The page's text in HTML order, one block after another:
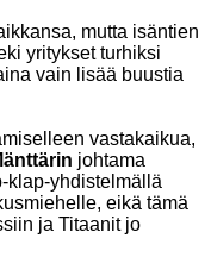
mutta isäntien
yritykset turhiksi
vain lisää buustia
vastakaikua,
johtama
klap-yhdistelmällä
eikä tämä
ja Titaanit jo